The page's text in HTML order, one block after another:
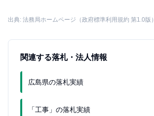
出典: 法務局ホームページ（政府標準利用規約 第1.0版）
関連する落札・法人情報
広島県の落札実績
「工事」の落札実績